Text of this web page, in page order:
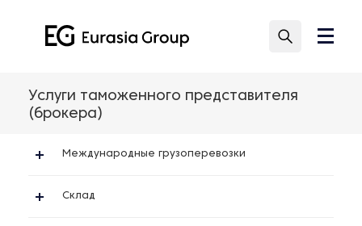
Услуги таможенного представителя
(брокера)
Международные грузоперевозки
Склад